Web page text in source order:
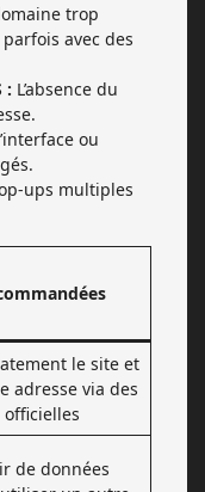
trop
avec des
: L’absence du
ou
ups multiples
le site et
adresse via des
officielles
de données